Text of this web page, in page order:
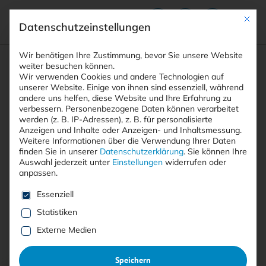
Suchfeld
Suchen
Breadcrumb-Navigation
STARTSEITE PATCH
Alle Beiträge mit dem
Schlagwort “Patch”
Mit
Datenschutzeinstellungen
Wir benötigen Ihre Zustimmung, bevor Sie unsere Website
weiter besuchen können.
Wir verwenden Cookies und andere Technologien auf
unserer Website. Einige von ihnen sind essenziell, während
andere uns helfen, diese Website und Ihre Erfahrung zu
verbessern. Personenbezogene Daten können verarbeitet
werden (z. B. IP-Adressen), z. B. für personalisierte
Anzeigen und Inhalte oder Anzeigen- und Inhaltsmessung.
Weitere Informationen über die Verwendung Ihrer Daten
finden Sie in unserer Datenschutzerklärung. Sie können Ihre
Auswahl jederzeit unter Einstellungen widerrufen oder
anpassen.
Es folgt eine Liste der Service-Gruppen, für die eine
Essenziell
Statistiken
Externe Medien
Speichern